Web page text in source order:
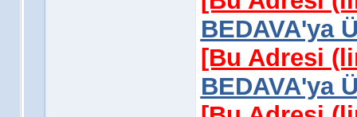
BEDAVA'ya
[Bu Adresi
BEDAVA'ya